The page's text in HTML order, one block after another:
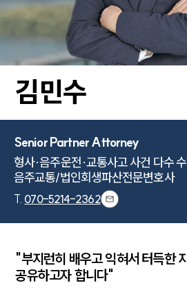
김민수
Senior Partner Attorney
형사·음주운전·교통사고 사건 다수 수
음주교통/법인회생파산전문변호사
T. 070-5214-2362
"부지런히 배우고 익혀서 터득한
공유하고자 합니다"